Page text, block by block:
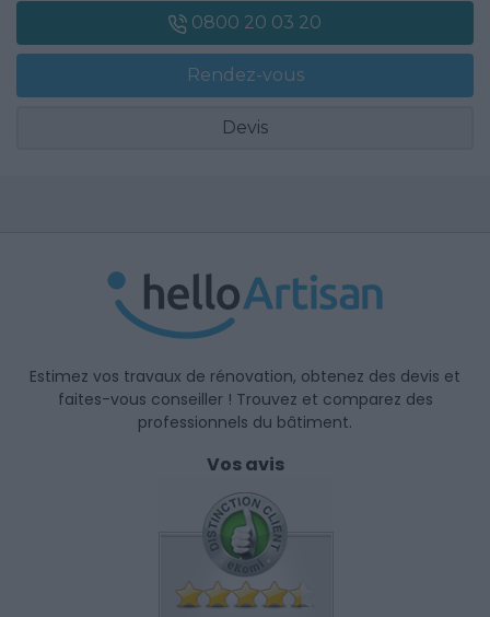
0800 20 03 20
Rendez-vous
Devis
Estimez vos travaux de rénovation, obtenez des devis et
faites-vous conseiller ! Trouvez et comparez des
professionnels du bâtiment.
Vos avis